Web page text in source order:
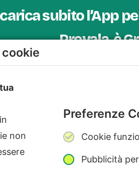
subito l’App
Provala, è
non
Preferenze
Cookie
Pubblicità